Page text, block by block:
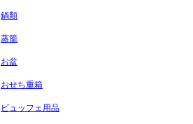
鍋類
蒸籠
お盆
おせち重箱
ビュッフェ用品